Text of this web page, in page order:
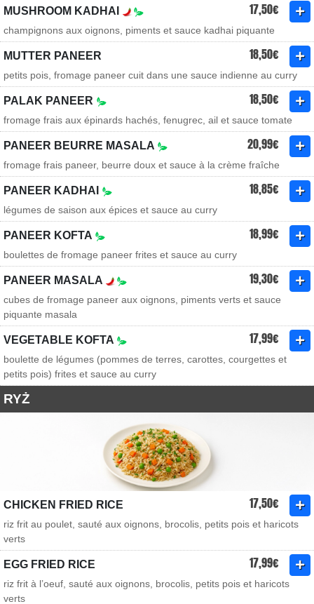
MUSHROOM KADHAI 17,50€
champignons aux oignons, piments et sauce kadhai piquante
MUTTER PANEER 18,50€
petits pois, fromage paneer cuit dans une sauce indienne au curry
PALAK PANEER 18,50€
fromage frais aux épinards hachés, fenugrec, ail et sauce tomate
PANEER BEURRE MASALA 20,99€
fromage frais paneer, beurre doux et sauce à la crème fraîche
PANEER KADHAI 18,85€
légumes de saison aux épices et sauce au curry
PANEER KOFTA 18,99€
boulettes de fromage paneer frites et sauce au curry
PANEER MASALA 19,30€
cubes de fromage paneer aux oignons, piments verts et sauce
piquante masala
VEGETABLE KOFTA 17,99€
boulette de légumes (pommes de terres, carottes, courgettes et
petits pois) frites et sauce au curry
RYŻ
CHICKEN FRIED RICE 17,50€
riz frit au poulet, sauté aux oignons, brocolis, petits pois et haricots
verts
EGG FRIED RICE 17,99€
riz frit à l’oeuf, sauté aux oignons, brocolis, petits pois et haricots
verts